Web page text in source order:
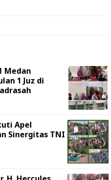
Medan
1 Juz di
Apel
Sinergitas TNI